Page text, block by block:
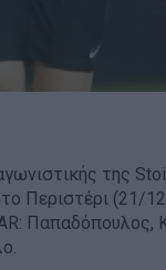
της
Περιστέρι (21/
Παπαδόπουλος,